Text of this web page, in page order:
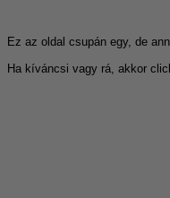
Ez az oldal csupán egy, de
Ha kíváncsi vagy rá, akkor